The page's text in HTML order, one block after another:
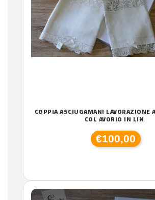
COPPIA ASCIUGAMANI LAVORAZIONE
COL AVORIO IN LIN
€100,00